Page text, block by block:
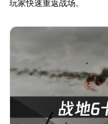
玩家快速重返战场。